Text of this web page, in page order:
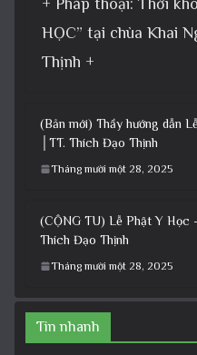
HỌC” tại chùa Khai
Thịnh +
(Bản mới) Thầy hướng dẫn
│TT. Thích Đạo Thịnh
Tháng mười một 28, 2025
(CỘNG TU) Lễ Phật Y Học
Thích Đạo Thịnh
Tháng mười một 28, 2025
Tin nhanh